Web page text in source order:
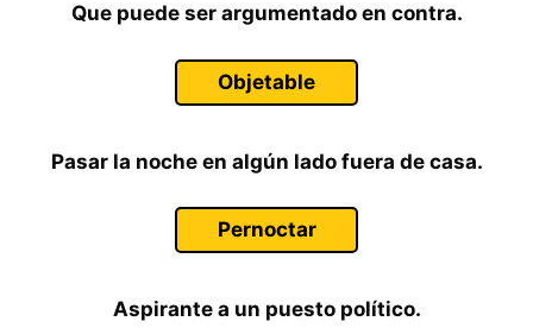
Que puede ser argumentado en contra.
Objetable
Pasar la noche en algún lado fuera de casa.
Pernoctar
Aspirante a un puesto político.